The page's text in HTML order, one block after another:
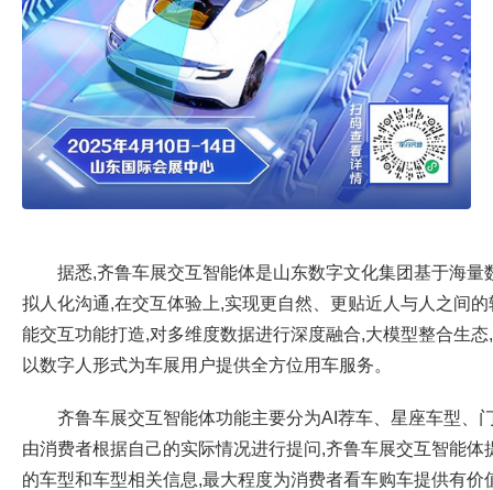
据悉,齐鲁车展交互智能体是山东数字文化集团基于海
拟人化沟通,在交互体验上,实现更自然、更贴近人与人之间
能交互功能打造,对多维度数据进行深度融合,大模型整合生
以数字人形式为车展用户提供全方位用车服务。
齐鲁车展交互智能体功能主要分为AI荐车、星座车型、
由消费者根据自己的实际情况进行提问,齐鲁车展交互智能
的车型和车型相关信息,最大程度为消费者看车购车提供有价